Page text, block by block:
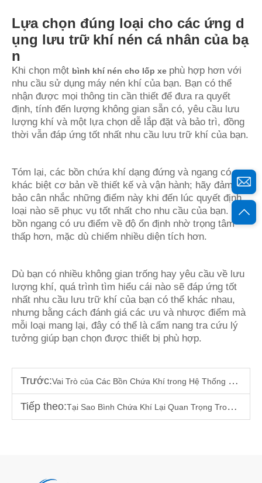
Lựa chọn đúng loại cho các ứng d
ụng lưu trữ khí nén cá nhân của bạ
n
Khi chọn một bình khí nén cho lốp xe phù hợp hơn với
nhu cầu sử dụng máy nén khí của bạn. Bạn có thể
nhận được mọi thông tin cần thiết để đưa ra quyết
định, tính đến lượng không gian sẵn có, yêu cầu lưu
lượng khí và một lựa chọn dễ lắp đặt và bảo trì, đồng
thời vẫn đáp ứng tốt nhất nhu cầu lưu trữ khí của bạn.
Tóm lại, các bồn chứa khí dạng đứng và ngang có sự
khác biệt cơ bản về thiết kế và vận hành; hãy đảm
bảo cân nhắc những điểm này khi đến lúc quyết định
loại nào sẽ phục vụ tốt nhất cho nhu cầu của bạn. Các
bồn ngang có ưu điểm về độ ổn định nhờ trọng tâm
thấp hơn, mặc dù chiếm nhiều diện tích hơn.
Dù bạn có nhiều không gian trống hay yêu cầu về lưu
lượng khí, quá trình tìm hiểu cái nào sẽ đáp ứng tốt
nhất nhu cầu lưu trữ khí của bạn có thể khác nhau,
nhưng bằng cách đánh giá các ưu và nhược điểm mà
mỗi loại mang lại, đây có thể là cẩm nang tra cứu lý
tưởng giúp bạn chọn được thiết bị phù hợp.
Trước:Vai Trò của Các Bồn Chứa Khí trong Hệ Thống Khí Nén Công Nghiệp
Tiếp theo:Tại Sao Bình Chứa Khí Lại Quan Trọng Trong Các Hệ Thống Máy Nén Khí Tiết Kiệm Năng Lượng